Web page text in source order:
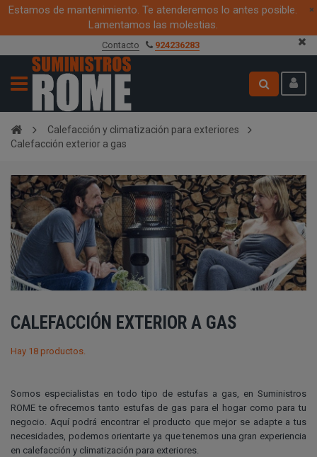
Estamos de mantenimiento. Te atenderemos lo antes posible.
Lamentamos las molestias.
×
Cree su cuenta aquí
Calefacción y climatización para exteriores
Calefacción exterior a gas
CALEFACCIÓN EXTERIOR A GAS
Hay 18 productos.
Somos especialistas en todo tipo de estufas a gas, en Suministros
ROME te ofrecemos tanto estufas de gas para el hogar como para tu
negocio. Aquí podrá encontrar el producto que mejor se adapte a tus
necesidades, podemos orientarte ya que tenemos una gran experiencia
en calefacción y climatización para exteriores.